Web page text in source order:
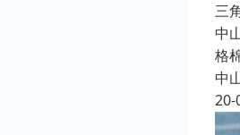
三
中
格
中
20-